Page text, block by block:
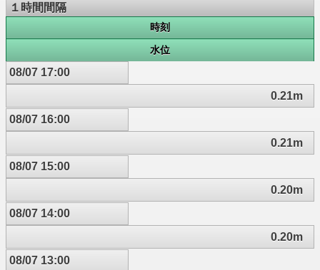
１時間間隔
時刻
水位
08/07 17:00
0.21m
08/07 16:00
0.21m
08/07 15:00
0.20m
08/07 14:00
0.20m
08/07 13:00